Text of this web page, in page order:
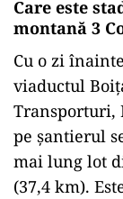
Care este
montană 3
Cu o zi
viaductul
Transporturi,
pe șantierul
mai lung lot
(37,4 km).